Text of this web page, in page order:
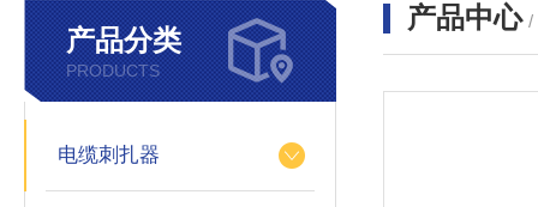
产品分类
PRODUCTS
电缆刺扎器
产品中心 /